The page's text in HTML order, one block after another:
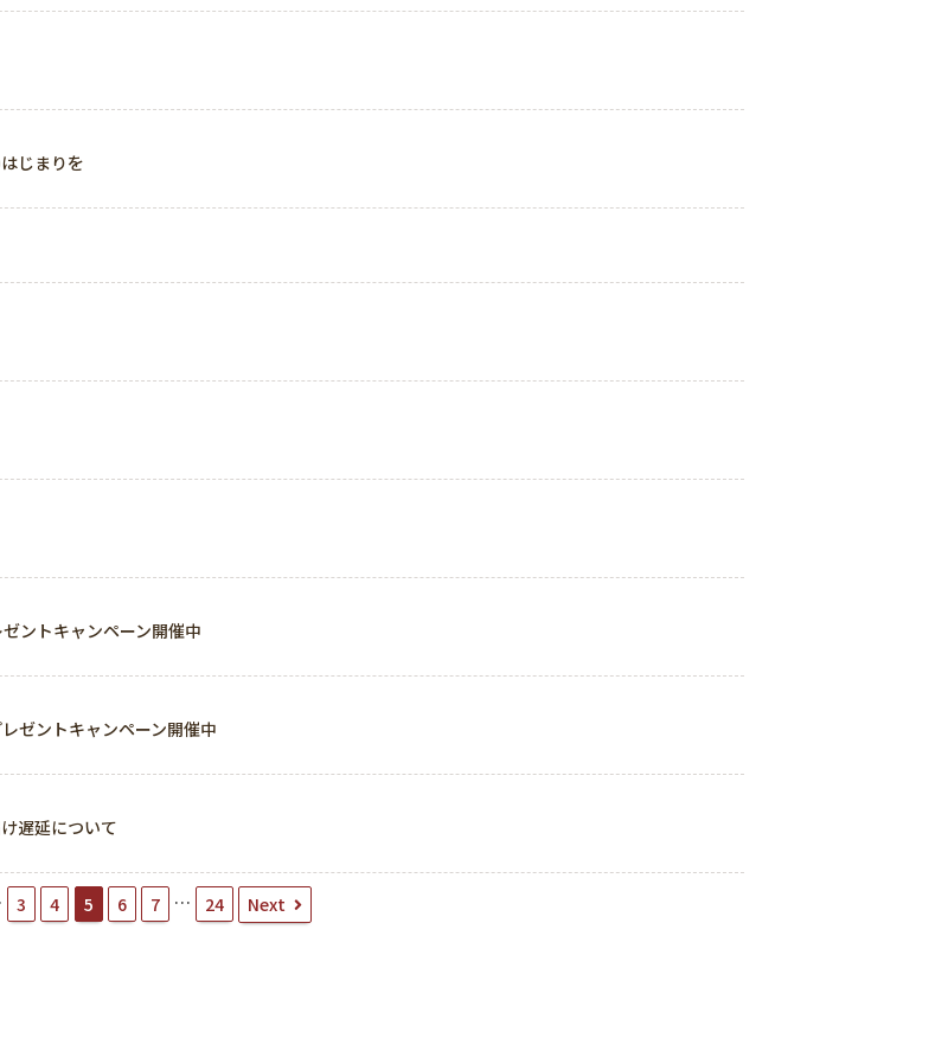
じまりを
ントキャンペーン開催中
ゼントキャンペーン開催中
遅延について
3 4 5 6 7 … 24 Next